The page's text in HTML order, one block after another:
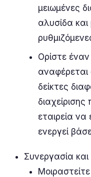
μειωμένες
αλυσίδα
Ορίστε
αναφέρεται
δείκτες
εταιρεία να
ενεργεί
Συνεργασία